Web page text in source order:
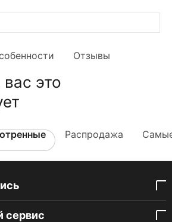
Отзывы
это
Распродажа
сервис